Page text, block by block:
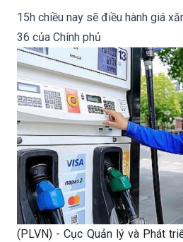
15h chiều nay sẽ điều hành giá
36 của Chính phủ
(PLVN) - Cục Quản lý và Phát